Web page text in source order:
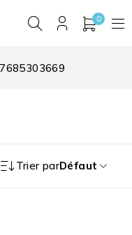
0
Trier parDéfaut